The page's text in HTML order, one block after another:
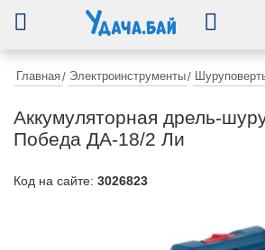
Главная/ Электроинструменты/
Аккумуляторная дрель-
Победа ДА-18/2 Ли
Код на сайте: 3026823